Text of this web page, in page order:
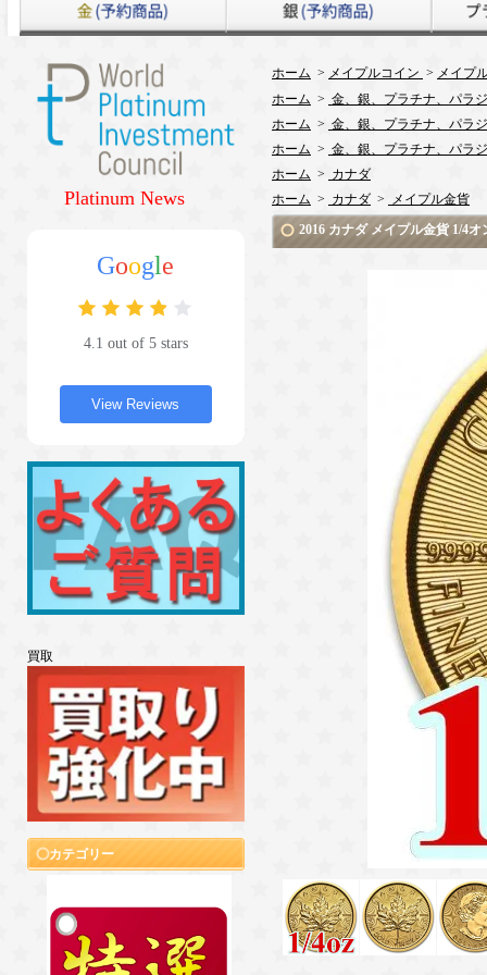
Platinum News
Google
4.1 out of 5 stars
View Reviews
買取
カテゴリー
ホーム > メイプルコイン > メイプ
ホーム > 金、銀、プラチナ、パラ
ホーム > 金、銀、プラチナ、パラ
ホーム > 金、銀、プラチナ、パラ
ホーム > カナダ
ホーム > カナダ >
メイプル金貨
2016 カナダ メイプル金貨 1/4